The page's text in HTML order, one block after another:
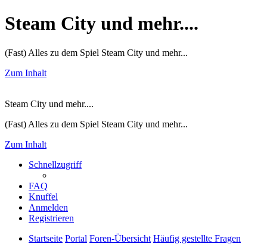
Steam City und mehr....
(Fast) Alles zu dem Spiel Steam City und mehr...
Zum Inhalt
Steam City und mehr....
(Fast) Alles zu dem Spiel Steam City und mehr...
Zum Inhalt
Schnellzugriff
FAQ
Knuffel
Anmelden
Registrieren
Startseite Portal Foren-Übersicht Häufig gestellte Fragen